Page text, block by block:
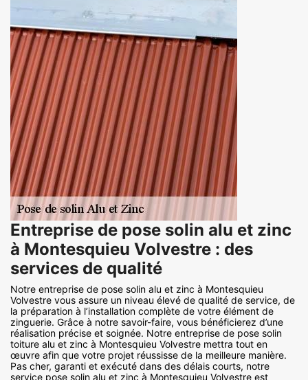
Entreprise de pose solin alu et zinc
à Montesquieu Volvestre : des
services de qualité
Notre entreprise de pose solin alu et zinc à Montesquieu
Volvestre vous assure un niveau élevé de qualité de service, de
la préparation à l’installation complète de votre élément de
zinguerie. Grâce à notre savoir-faire, vous bénéficierez d’une
réalisation précise et soignée. Notre entreprise de pose solin
toiture alu et zinc à Montesquieu Volvestre mettra tout en
œuvre afin que votre projet réussisse de la meilleure manière.
Pas cher, garanti et exécuté dans des délais courts, notre
service pose solin alu et zinc à Montesquieu Volvestre est